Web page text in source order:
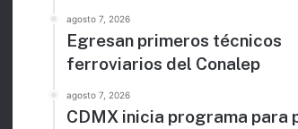
agosto 7, 2026
Egresan primeros técnicos
ferroviarios del Conalep
agosto 7, 2026
CDMX inicia programa para